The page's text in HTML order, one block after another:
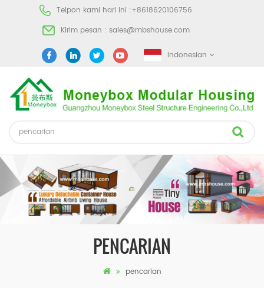
Telpon kami hari ini :+8618620106756
Kirim pesan : sales@mbshouse.com
Indonesian
PENCARIAN
pencarian